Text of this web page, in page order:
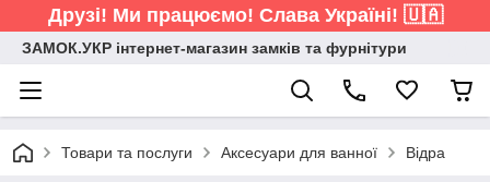
Друзі! Ми працюємо! Слава Україні! 🇺🇦
ЗАМОК.УКР інтернет-магазин замків та фурнітури
Товари та послуги Аксесуари для ванної Відра